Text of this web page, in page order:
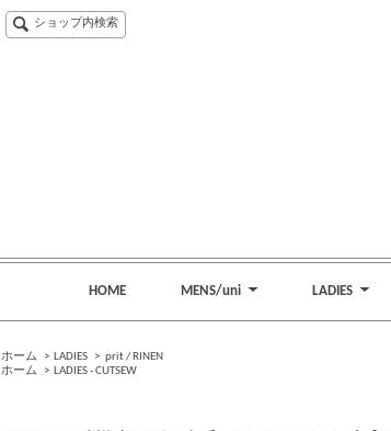
ショップ内検索
HOME MENS/uni LADIES
ホーム > LADIES > prit / RINEN
ホーム
> LADIES - CUTSEW